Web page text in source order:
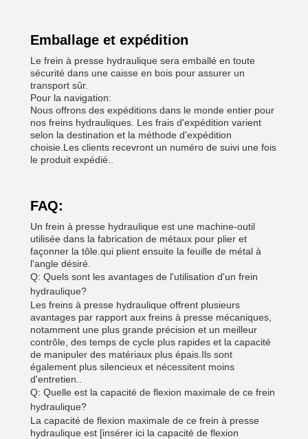
Emballage et expédition
Le frein à presse hydraulique sera emballé en toute
sécurité dans une caisse en bois pour assurer un
transport sûr.
Pour la navigation:
Nous offrons des expéditions dans le monde entier pour
nos freins hydrauliques. Les frais d'expédition varient
selon la destination et la méthode d'expédition
choisie.Les clients recevront un numéro de suivi une fois
le produit expédié..
FAQ:
Un frein à presse hydraulique est une machine-outil
utilisée dans la fabrication de métaux pour plier et
façonner la tôle.qui plient ensuite la feuille de métal à
l'angle désiré.
Q: Quels sont les avantages de l'utilisation d'un frein
hydraulique?
Les freins à presse hydraulique offrent plusieurs
avantages par rapport aux freins à presse mécaniques,
notamment une plus grande précision et un meilleur
contrôle, des temps de cycle plus rapides et la capacité
de manipuler des matériaux plus épais.Ils sont
également plus silencieux et nécessitent moins
d'entretien..
Q: Quelle est la capacité de flexion maximale de ce frein
hydraulique?
La capacité de flexion maximale de ce frein à presse
hydraulique est [insérer ici la capacité de flexion